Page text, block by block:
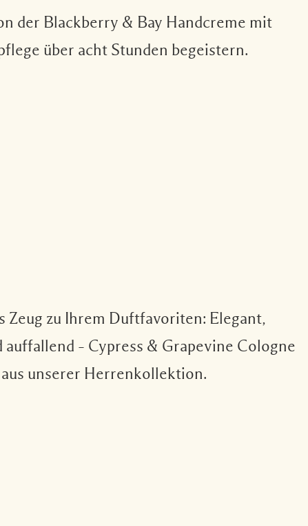
der Blackberry & Bay Handcreme mit
über acht Stunden begeistern.
Zeug zu Ihrem Duftfavoriten: Elegant,
auffallend – Cypress & Grapevine Cologne
unserer Herrenkollektion.